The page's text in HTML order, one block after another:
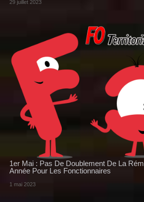
29 juillet 2023
1er Mai : Pas De Doublement De La
Année Pour Les Fonctionnaires
1 mai 2023